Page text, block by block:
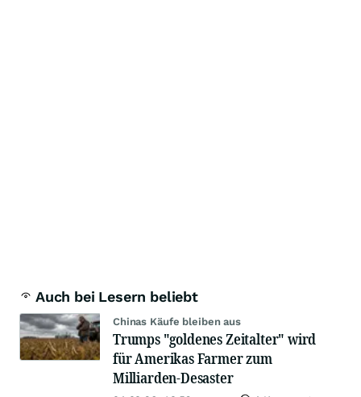
Auch bei Lesern beliebt
Chinas Käufe bleiben aus
Trumps "goldenes Zeitalter" wird
für Amerikas Farmer zum
Milliarden-Desaster